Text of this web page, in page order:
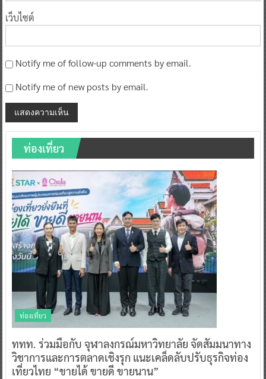
เว็บไซต์
Notify me of follow-up comments by email.
Notify me of new posts by email.
ท่องเที่ยว
ท่องเที่ยว
ททท. ร่วมมือกับ จุฬาลงกรณ์มหาวิทยาลัย จัดสัมมนาทาง
วิชาการและการตลาดเชิงรุก แนะเคล็ดลับปรับธุรกิจท่อง
เที่ยวไทย “ขายได้ ขายดี ขายนาน”